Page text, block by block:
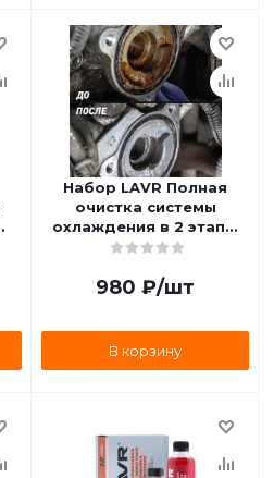
Набор LAVR Полная
очистка системы
охлаждения в 2 этапа,
310 мл Ln1106
980 ₽/шт
В корзину